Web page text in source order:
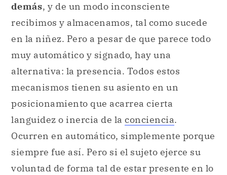
demás, y de un modo inconsciente
recibimos y almacenamos, tal como sucede
en la niñez. Pero a pesar de que parece todo
muy automático y signado, hay una
alternativa: la presencia. Todos estos
mecanismos tienen su asiento en un
posicionamiento que acarrea cierta
languidez o inercia de la conciencia.
Ocurren en automático, simplemente porque
siempre fue así. Pero si el sujeto ejerce su
voluntad de forma tal de estar presente en lo